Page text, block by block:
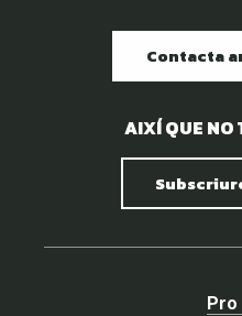
Contacta
AIXÍ QUE NO
Pro